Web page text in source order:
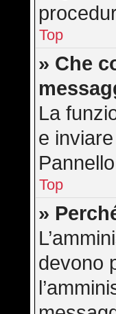
Top
» Che
La
e
Top
»
devono